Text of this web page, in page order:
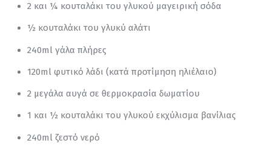
2 και ¼ κουταλάκι του γλυκού μαγειρική σόδα
½ κουταλάκι του γλυκύ αλάτι
240ml γάλα πλήρες
120ml φυτικό λάδι (κατά προτίμηση ηλιέλαιο)
2 μεγάλα αυγά σε θερμοκρασία δωματίου
1 και ½ κουταλάκι του γλυκού εκχύλισμα βανίλιας
240ml ζεστό νερό